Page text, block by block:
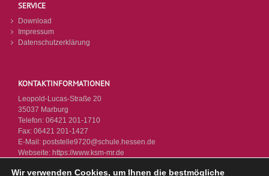
SERVICE
Download
Impressum
Datenschutzerklärung
KONTAKTINFORMATIONEN
Leopold-Lucas-Straße 20
35037 Marburg
Telefon: 06421 201-1710
Fax: 06421 201-1427
E-Mail: poststelle9720@schule.hessen.de
Webseite: https://www.ksm-mr.de
Wir verwenden Cookies, um Ihnen die bestmögliche